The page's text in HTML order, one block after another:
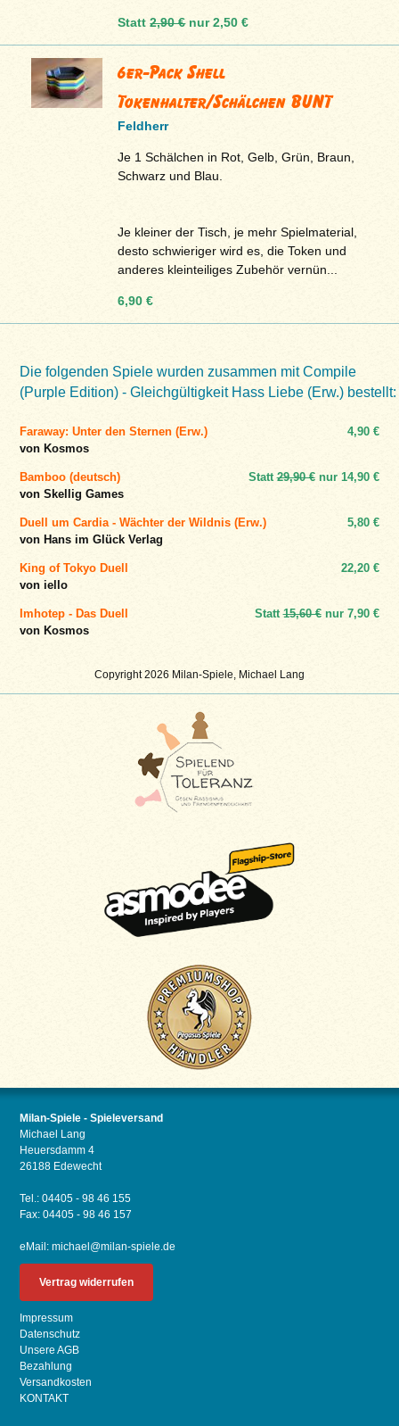
Copyright 2026 Milan-Spiele, Michael Lang
Statt2,90 €nur2,50 €
6er-Pack Shell
Tokenhalter/Schälchen BUNT
Feldherr
Je 1 Schälchen in Rot, Gelb, Grün, Braun,
Schwarz und Blau.
Je kleiner der Tisch, je mehr Spielmaterial,
desto schwieriger wird es, die Token und
anderes kleinteiliges Zubehör vernün...
6,90 €
Die folgenden Spiele wurden zusammen mit Compile
(Purple Edition) - Gleichgültigkeit Hass Liebe (Erw.) bestellt:
Faraway: Unter den Sternen (Erw.)
von Kosmos
4,90 €
Bamboo (deutsch)
von Skellig Games
Statt29,90 €nur 14,90 €
Duell um Cardia - Wächter der Wildnis (Erw.)
von Hans im Glück Verlag
5,80 €
King of Tokyo Duell
von iello
22,20 €
Imhotep - Das Duell
von Kosmos
Statt15,60 €nur 7,90 €
Milan-Spiele - Spieleversand
Michael Lang
Heuersdamm 4
26188 Edewecht
Tel.: 04405 - 98 46 155
Fax: 04405 - 98 46 157
eMail:michael@milan-spiele.de
Vertrag widerrufen
Impressum
Datenschutz
Unsere AGB
Bezahlung
Versandkosten
KONTAKT